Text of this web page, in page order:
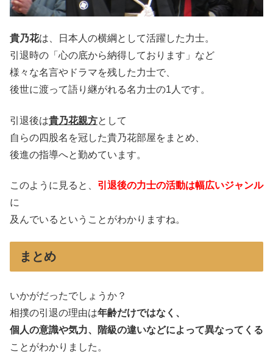
貴乃花は、日本人の横綱として活躍した力士。
引退時の「心の底から納得しております」など
様々な名言やドラマを残した力士で、
後世に渡って語り継がれる名力士の1人です。
引退後は貴乃花親方として
自らの四股名を冠した貴乃花部屋をまとめ、
後進の指導へと勤めています。
このように見ると、 引退後の力士の活動は幅広いジャンル
に
及んでいるということがわかりますね。
まとめ
いかがだったでしょうか？
相撲の引退の理由は年齢だけではなく、
個人の意識や気力、階級の違いなどによって異なってくる
ことがわかりました。